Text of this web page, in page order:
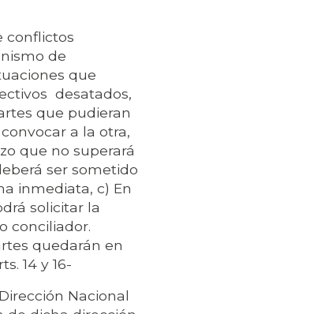
conflictos
de
que
desatados,
que pudieran
a la otra,
que no superará
ser sometido
inmediata, c) En
solicitar la
conciliador.
quedarán en
14 y 16-
Nacional